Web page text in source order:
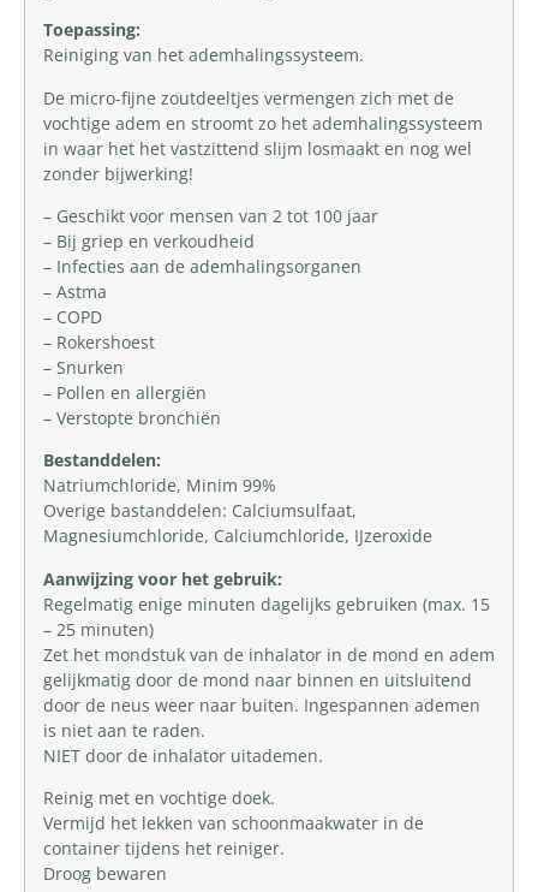
Toepassing:
Reiniging van het ademhalingssysteem.
De micro-fijne zoutdeeltjes vermengen zich met de
vochtige adem en stroomt zo het ademhalingssysteem
in waar het het vastzittend slijm losmaakt en nog wel
zonder bijwerking!
– Geschikt voor mensen van 2 tot 100 jaar
– Bij griep en verkoudheid
– Infecties aan de ademhalingsorganen
– Astma
– COPD
– Rokershoest
– Snurken
– Pollen en allergiën
– Verstopte bronchiën
Bestanddelen:
Natriumchloride, Minim 99%
Overige bastanddelen: Calciumsulfaat,
Magnesiumchloride, Calciumchloride, IJzeroxide
Aanwijzing voor het gebruik:
Regelmatig enige minuten dagelijks gebruiken (max. 15
– 25 minuten)
Zet het mondstuk van de inhalator in de mond en adem
gelijkmatig door de mond naar binnen en uitsluitend
door de neus weer naar buiten. Ingespannen ademen
is niet aan te raden.
NIET door de inhalator uitademen.
Reinig met en vochtige doek.
Vermijd het lekken van schoonmaakwater in de
container tijdens het reiniger.
Droog bewaren